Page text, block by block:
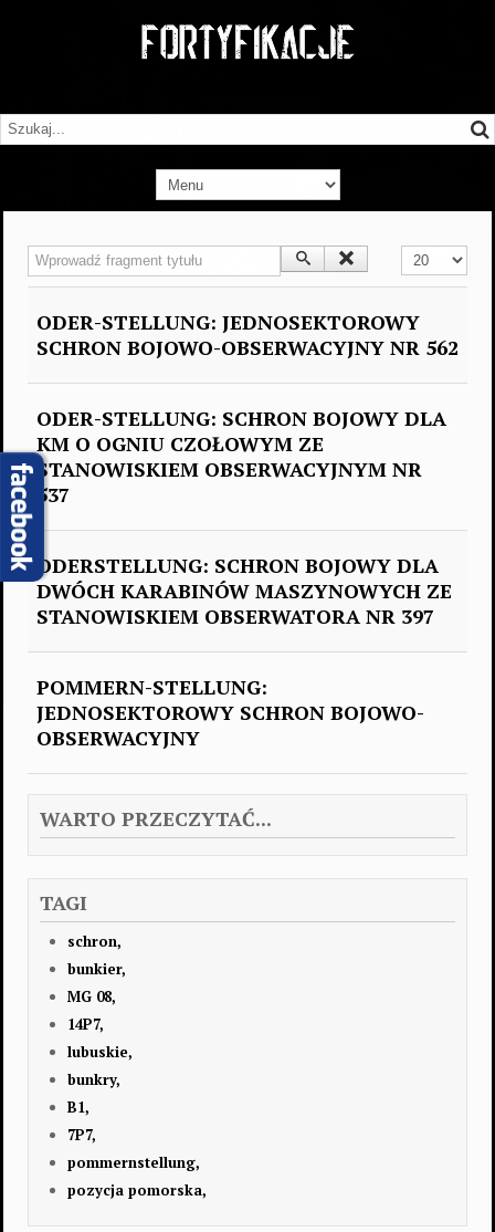
Wprowadź fragment tytułu Pokaż #
ODER-STELLUNG: JEDNOSEKTOROWY
SCHRON BOJOWO-OBSERWACYJNY NR 562
ODER-STELLUNG: SCHRON BOJOWY DLA
KM O OGNIU CZOŁOWYM ZE
STANOWISKIEM OBSERWACYJNYM NR
537
ODERSTELLUNG: SCHRON BOJOWY DLA
DWÓCH KARABINÓW MASZYNOWYCH ZE
STANOWISKIEM OBSERWATORA NR 397
POMMERN-STELLUNG:
JEDNOSEKTOROWY SCHRON BOJOWO-
OBSERWACYJNY
WARTO PRZECZYTAĆ...
TAGI
schron,
bunkier,
MG 08,
14P7,
lubuskie,
bunkry,
B1,
7P7,
pommernstellung,
pozycja pomorska,